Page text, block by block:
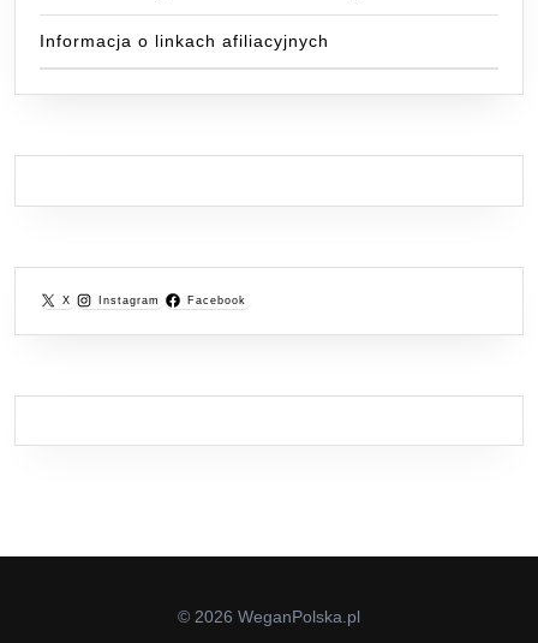
Informacja o linkach afiliacyjnych
X Instagram Facebook
© 2026 WeganPolska.pl